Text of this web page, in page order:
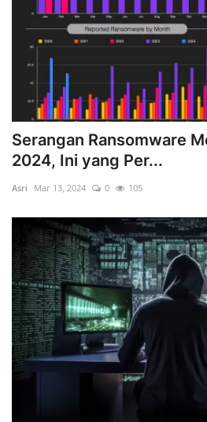
Serangan Ransomware
2024, Ini yang Per...
Asri Mar 13, 2024 0 105